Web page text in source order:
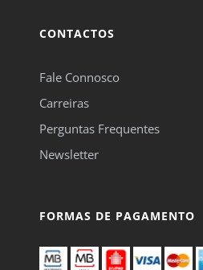
CONTACTOS
Fale Connosco
Carreiras
Perguntas Frequentes
Newsletter
FORMAS DE PAGAMENTO